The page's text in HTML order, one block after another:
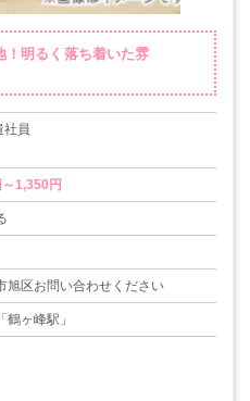
！明るく落ち着いた雰
社員
1,350円
旭区お問い合わせください
ヶ峰駅」